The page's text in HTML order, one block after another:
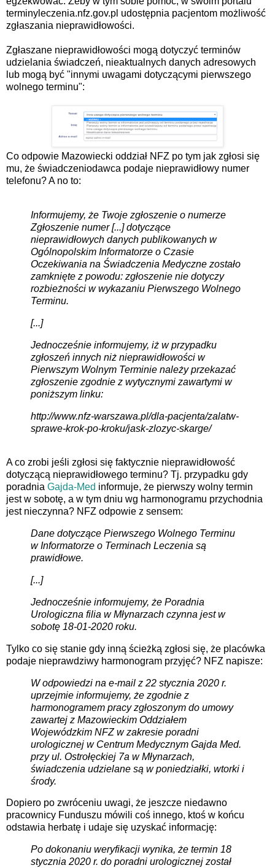
terminyleczenia.nfz.gov.pl udostępnia pacjentom możliwość
zgłaszania nieprawidłowości.
Zgłaszane nieprawidłowości mogą dotyczyć terminów
udzielania świadczeń, nieaktualnych danych adresowych
lub mogą być "innymi uwagami dotyczącymi pierwszego
wolnego terminu":
Co odpowie Mazowiecki oddział NFZ po tym jak zgłosi się
mu, że świadczeniodawca podaje nieprawidłowy numer
telefonu? A no to:
Informujemy, że Twoje zgłoszenie o numerze
Zgłoszenie numer [...] dotyczące
nieprawidłowych danych publikowanych w
Ogólnopolskim Informatorze o Czasie
Oczekiwania na Świadczenia Medyczne zostało
zamknięte z powodu: zgłoszenie nie dotyczy
rozbieżności w wykazaniu Pierwszego Wolnego
Terminu.
[...]
Jednocześnie informujemy, iż w przypadku
zgłoszeń innych niż nieprawidłowości w
Pierwszym Wolnym Terminie należy przekazać
zgłoszenie zgodnie z wytycznymi zawartymi w
poniższym linku:
http://www.nfz-warszawa.pl/dla-pacjenta/zalatw-
sprawe-krok-po-kroku/jask-zlozyc-skarge/
A co zrobi jeśli zgłosi się faktycznie nieprawidłowość
dotyczącą nieprawidłowego terminu? Tj. przypadku gdy
poradnia Gajda-Med informuje, że pierwszy wolny termin
jest w sobotę, a w tym dniu wg harmonogramu przychodnia
jest nieczynna? NFZ odpowie z sensem:
Dane dotyczące Pierwszego Wolnego Terminu
w Informatorze o Terminach Leczenia są
prawidłowe.
[...]
Jednocześnie informujemy, że Poradnia
Urologiczna filia w Młynarzach czynna jest w
sobotę 18-01-2020 roku.
Tylko co się stanie gdy inną ścieżką zgłosi się, że placówka
podaje nieprawdziwy harmonogram przyjęć? NFZ napisze:
W odpowiedzi na e-mail z 22 stycznia 2020 r.
uprzejmie informujemy, że zgodnie z
harmonogramem pracy zgłoszonym do umowy
zawartej z Mazowieckim Oddziałem
Wojewódzkim NFZ w zakresie poradni
urologicznej w Centrum Medycznym Gajda Med.
przy ul. Ostrołęckiej 7a w Młynarzach,
świadczenia udzielane są w poniedziałki, wtorki i
środy.
Dopiero po zwróceniu uwagi, że jeszcze niedawno
pracownicy Funduszu mówili coś innego, ktoś w końcu
odstawia herbatę i udaje się uzyskać informację:
Po dokonaniu weryfikacji wynika, że termin 18
stycznia 2020 r. do poradni urologicznej został